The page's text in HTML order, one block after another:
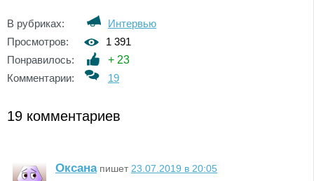
В рубриках:
Интервью
Просмотров:
1 391
Понравилось:
+ 23
Комментарии:
19
19 комментариев
Оксанапишет 23.07.2019 в 20:05